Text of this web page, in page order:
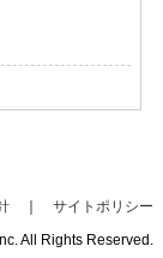
｜ サイトポリシー
All Rights Reserved.